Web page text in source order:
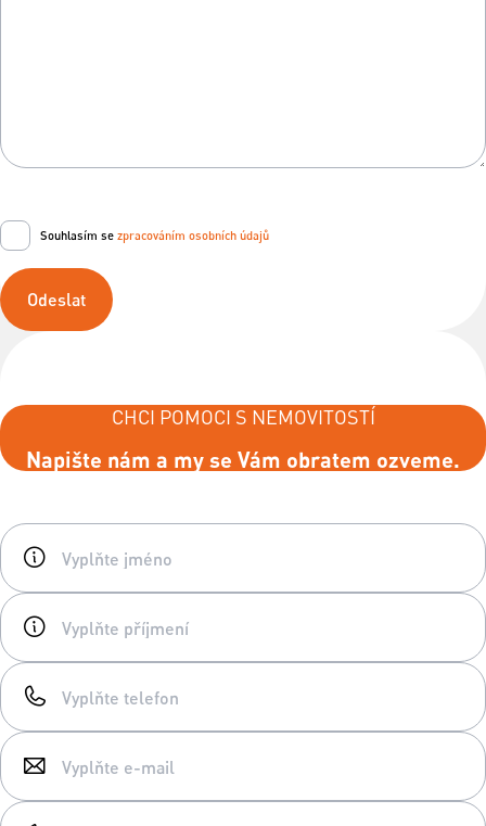
Souhlasím se zpracováním osobních údajů
Odeslat
CHCI POMOCI S NEMOVITOSTÍ
Napište nám a my se Vám obratem ozveme.